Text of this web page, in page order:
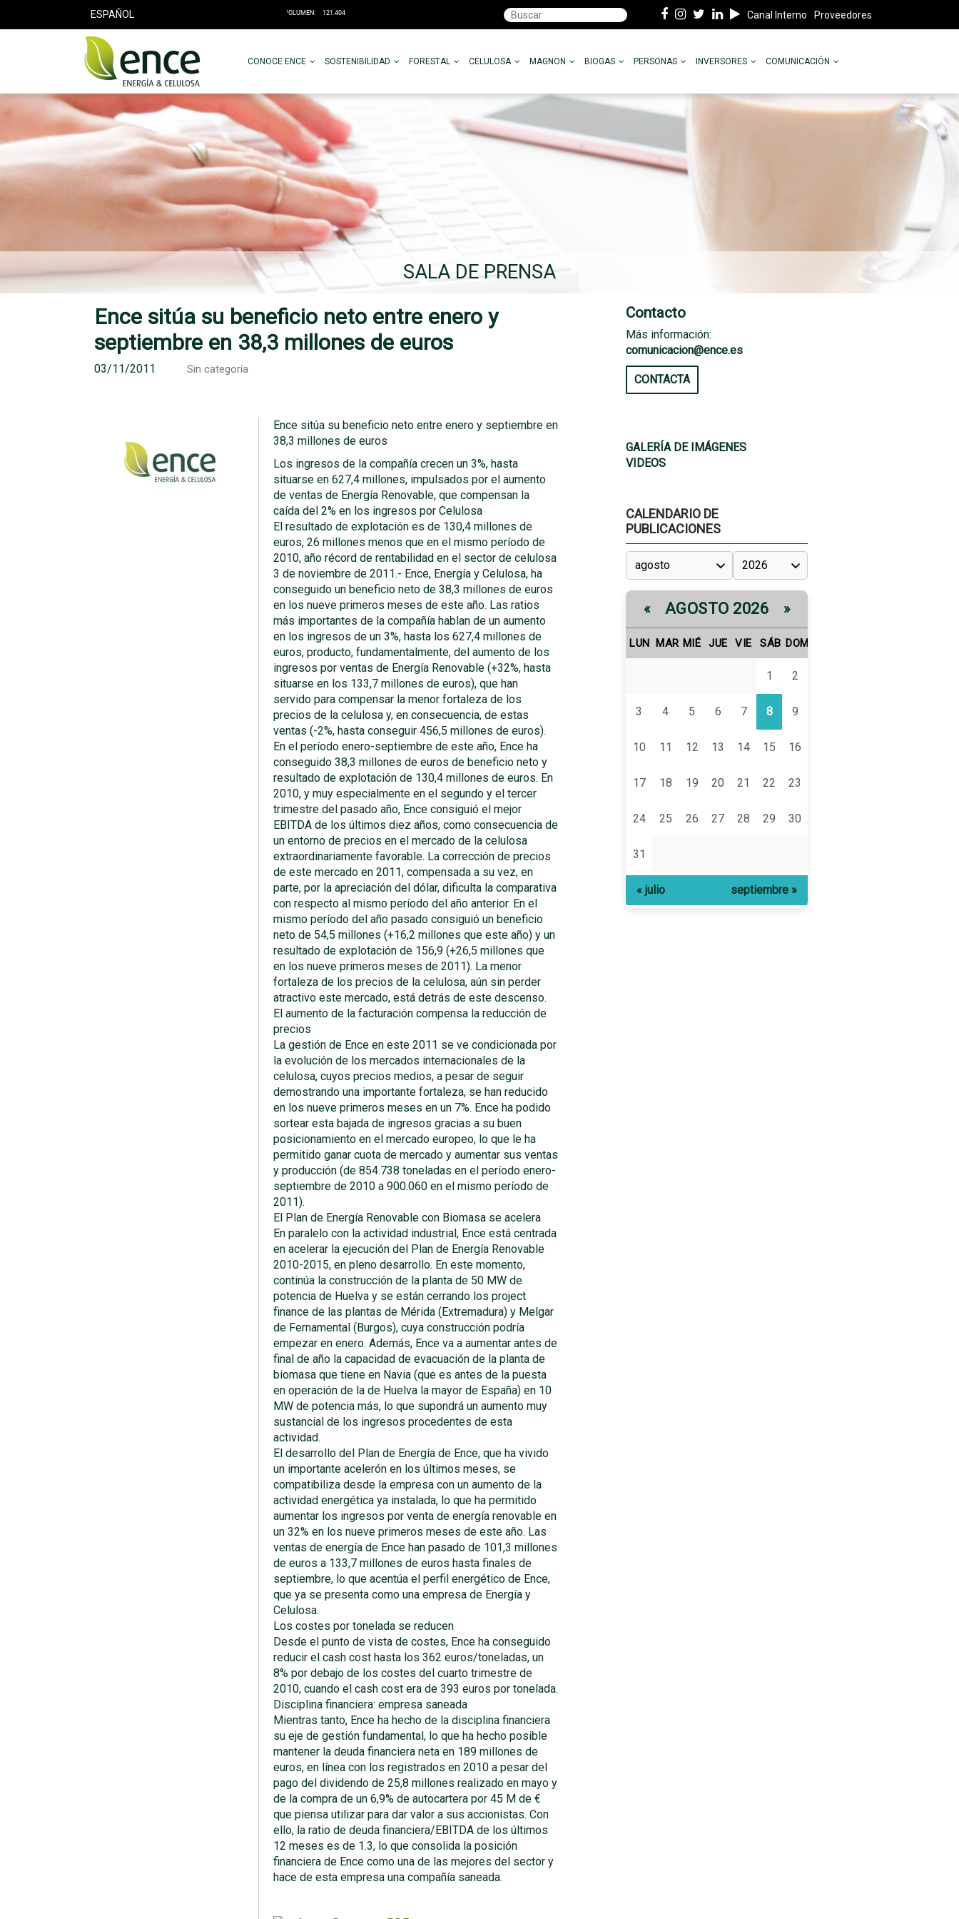
ESPAÑOL Canal Interno Proveedores
CONOCE ENCE SOSTENIBILIDAD FORESTAL CELULOSA MAGNON BIOGAS PERSONAS INVERSORES COMUNICACIÓN
SALA DE PRENSA
Ence sitúa su beneficio neto entre enero y
septiembre en 38,3 millones de euros
03/11/2011 Sin categoría
Ence sitúa su beneficio neto entre enero y septiembre en
38,3 millones de euros
Los ingresos de la compañía crecen un 3%, hasta
situarse en 627,4 millones, impulsados por el aumento
de ventas de Energía Renovable, que compensan la
caída del 2% en los ingresos por Celulosa
El resultado de explotación es de 130,4 millones de
euros, 26 millones menos que en el mismo período de
2010, año récord de rentabilidad en el sector de celulosa
3 de noviembre de 2011.- Ence, Energía y Celulosa, ha
conseguido un beneficio neto de 38,3 millones de euros
en los nueve primeros meses de este año. Las ratios
más importantes de la compañía hablan de un aumento
en los ingresos de un 3%, hasta los 627,4 millones de
euros, producto, fundamentalmente, del aumento de los
ingresos por ventas de Energía Renovable (+32%, hasta
situarse en los 133,7 millones de euros), que han
servido para compensar la menor fortaleza de los
precios de la celulosa y, en consecuencia, de estas
ventas (-2%, hasta conseguir 456,5 millones de euros).
En el período enero-septiembre de este año, Ence ha
conseguido 38,3 millones de euros de beneficio neto y
resultado de explotación de 130,4 millones de euros. En
2010, y muy especialmente en el segundo y el tercer
trimestre del pasado año, Ence consiguió el mejor
EBITDA de los últimos diez años, como consecuencia de
un entorno de precios en el mercado de la celulosa
extraordinariamente favorable. La corrección de precios
de este mercado en 2011, compensada a su vez, en
parte, por la apreciación del dólar, dificulta la comparativa
con respecto al mismo período del año anterior. En el
mismo período del año pasado consiguió un beneficio
neto de 54,5 millones (+16,2 millones que este año) y un
resultado de explotación de 156,9 (+26,5 millones que
en los nueve primeros meses de 2011). La menor
fortaleza de los precios de la celulosa, aún sin perder
atractivo este mercado, está detrás de este descenso.
El aumento de la facturación compensa la reducción de
precios
La gestión de Ence en este 2011 se ve condicionada por
la evolución de los mercados internacionales de la
celulosa, cuyos precios medios, a pesar de seguir
demostrando una importante fortaleza, se han reducido
en los nueve primeros meses en un 7%. Ence ha podido
sortear esta bajada de ingresos gracias a su buen
posicionamiento en el mercado europeo, lo que le ha
permitido ganar cuota de mercado y aumentar sus ventas
y producción (de 854.738 toneladas en el período enero-
septiembre de 2010 a 900.060 en el mismo período de
2011).
El Plan de Energía Renovable con Biomasa se acelera
En paralelo con la actividad industrial, Ence está centrada
en acelerar la ejecución del Plan de Energía Renovable
2010-2015, en pleno desarrollo. En este momento,
continúa la construcción de la planta de 50 MW de
potencia de Huelva y se están cerrando los project
finance de las plantas de Mérida (Extremadura) y Melgar
de Fernamental (Burgos), cuya construcción podría
empezar en enero. Además, Ence va a aumentar antes de
final de año la capacidad de evacuación de la planta de
biomasa que tiene en Navia (que es antes de la puesta
en operación de la de Huelva la mayor de España) en 10
MW de potencia más, lo que supondrá un aumento muy
sustancial de los ingresos procedentes de esta
actividad.
El desarrollo del Plan de Energía de Ence, que ha vivido
un importante acelerón en los últimos meses, se
compatibiliza desde la empresa con un aumento de la
actividad energética ya instalada, lo que ha permitido
aumentar los ingresos por venta de energía renovable en
un 32% en los nueve primeros meses de este año. Las
ventas de energía de Ence han pasado de 101,3 millones
de euros a 133,7 millones de euros hasta finales de
septiembre, lo que acentúa el perfil energético de Ence,
que ya se presenta como una empresa de Energía y
Celulosa.
Los costes por tonelada se reducen
Desde el punto de vista de costes, Ence ha conseguido
reducir el cash cost hasta los 362 euros/toneladas, un
8% por debajo de los costes del cuarto trimestre de
2010, cuando el cash cost era de 393 euros por tonelada.
Disciplina financiera: empresa saneada
Mientras tanto, Ence ha hecho de la disciplina financiera
su eje de gestión fundamental, lo que ha hecho posible
mantener la deuda financiera neta en 189 millones de
euros, en línea con los registrados en 2010 a pesar del
pago del dividendo de 25,8 millones realizado en mayo y
de la compra de un 6,9% de autocartera por 45 M de €
que piensa utilizar para dar valor a sus accionistas. Con
ello, la ratio de deuda financiera/EBITDA de los últimos
12 meses es de 1.3, lo que consolida la posición
financiera de Ence como una de las mejores del sector y
hace de esta empresa una compañía saneada.
Contacto
Más información:
comunicacion@ence.es
CONTACTA
GALERÍA DE IMÁGENES
VIDEOS
CALENDARIO DE
PUBLICACIONES
« AGOSTO 2026 »
LUN MAR MIÉ JUE VIE SÁB DOM
1 2
3 4 5 6 7 8 9
10 11 12 13 14 15 16
17 18 19 20 21 22 23
24 25 26 27 28 29 30
31
« julio septiembre »